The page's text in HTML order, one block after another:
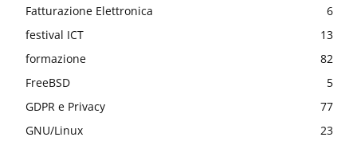
Fatturazione Elettronica
6
festival ICT
13
formazione
82
FreeBSD
5
GDPR e Privacy
77
GNU/Linux
23